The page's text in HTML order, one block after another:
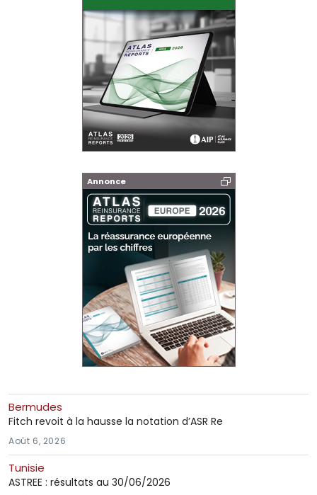
Annonce
Bermudes
Fitch revoit à la hausse la notation d’ASR Re
Août 6, 2026
Tunisie
ASTREE : résultats au 30/06/2026